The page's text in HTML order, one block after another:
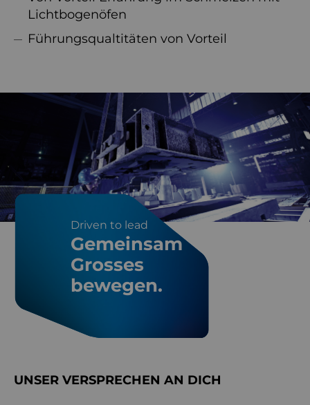
Lichtbogenöfen
Führungsqualtitäten von Vorteil
Driven to lead
Gemeinsam
Grosses
bewegen.
UNSER VERSPRECHEN AN DICH